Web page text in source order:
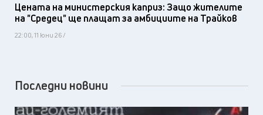
Цената на министерския каприз: Защо жителите
на "Средец" ще плащат за амбициите на Трайков
22:00, 11 юни 26 /
Последни новини